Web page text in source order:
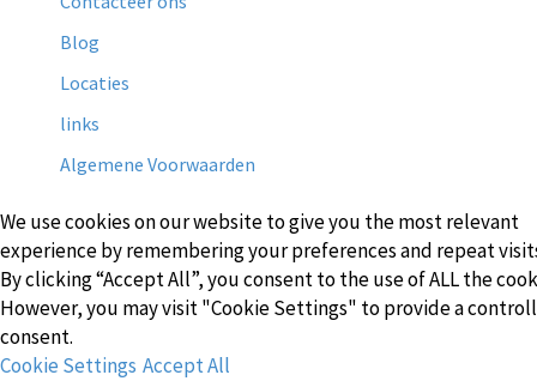
Blog
Locaties
links
Algemene Voorwaarden
We use cookies on our website to give you the most relevant
experience by remembering your preferences and repeat
By clicking “Accept All”, you consent to the use of ALL the
However, you may visit "Cookie Settings" to provide a
consent.
Cookie Settings Accept All